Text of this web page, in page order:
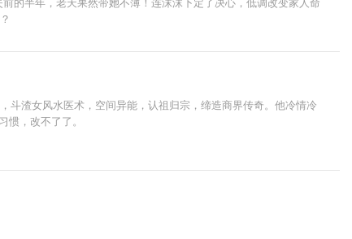
斗渣女风水医术，空间异能，认祖归宗，缔造商界传奇。他冷情冷
，改不了了。